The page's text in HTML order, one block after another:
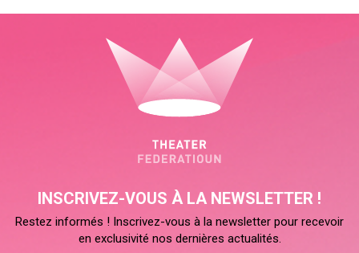
INSCRIVEZ-VOUS À LA NEWSLETTER !
Restez informés ! Inscrivez-vous à la newsletter pour recevoir
en exclusivité nos dernières actualités.